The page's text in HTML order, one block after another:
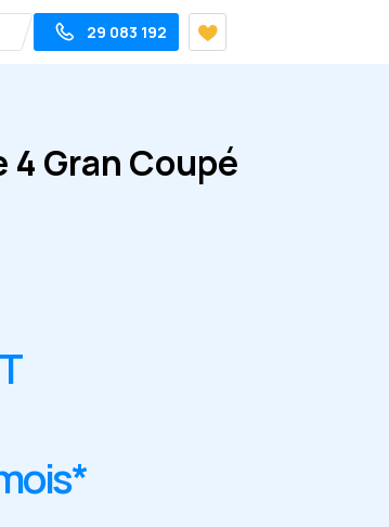
29 083 192
4 Gran Coupé